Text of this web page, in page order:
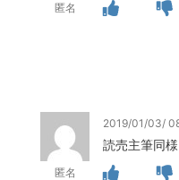
匿名
匿名
2019/01/03/
読売主筆同